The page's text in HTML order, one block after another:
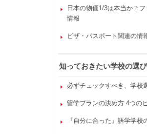
日本の物価1/3は本当か？
情報
ビザ・パスポート関連の情
知っておきたい学校の選
必ずチェックすべき、学校
留学プランの決め方 4つの
『自分に合った』語学学校